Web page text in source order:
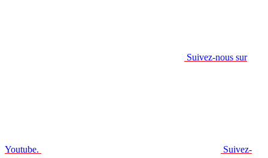
Suivez-nous sur
Youtube. Suivez-